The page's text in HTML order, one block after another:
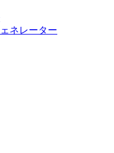
ネレーター